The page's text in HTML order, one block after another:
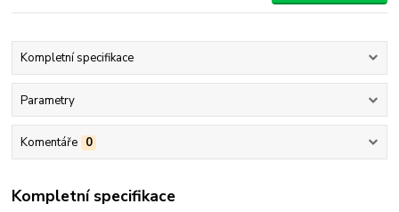
Kompletní specifikace
Parametry
Komentáře 0
Kompletní specifikace